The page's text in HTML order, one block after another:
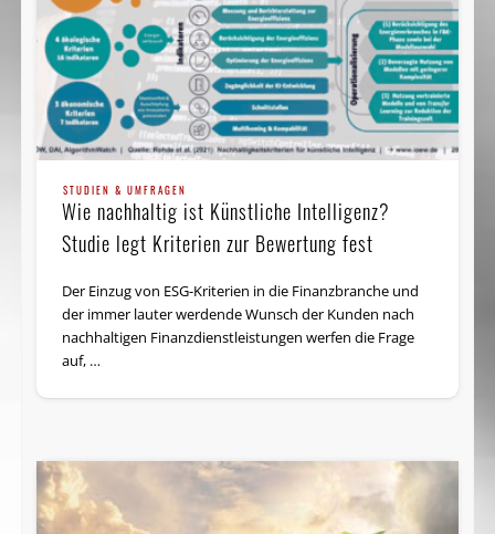
STUDIEN & UMFRAGEN
Wie nachhaltig ist Künstliche Intelligenz?
Studie legt Kriterien zur Bewertung fest
Der Einzug von ESG-Kriterien in die Finanzbranche und
der immer lauter werdende Wunsch der Kunden nach
nachhaltigen Finanzdienstleistungen werfen die Frage
auf, …